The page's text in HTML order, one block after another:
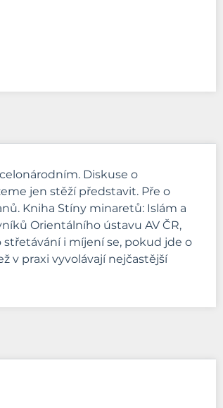
Diskuse o
jen stěží představit. Pře o
Kniha Stíny minaretů: Islám a
Orientálního ústavu AV ČR,
i míjení se, pokud jde o
v praxi vyvolávají nejčastější